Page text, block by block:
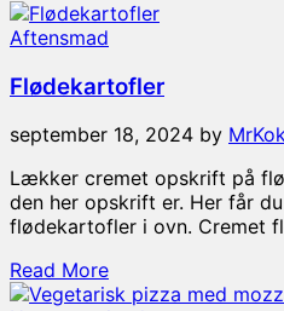
Aftensmad
Flødekartofler
september 18, 2024 by
Lækker cremet opskrift på
den her opskrift er. Her får
flødekartofler i ovn. Cremet
Read More